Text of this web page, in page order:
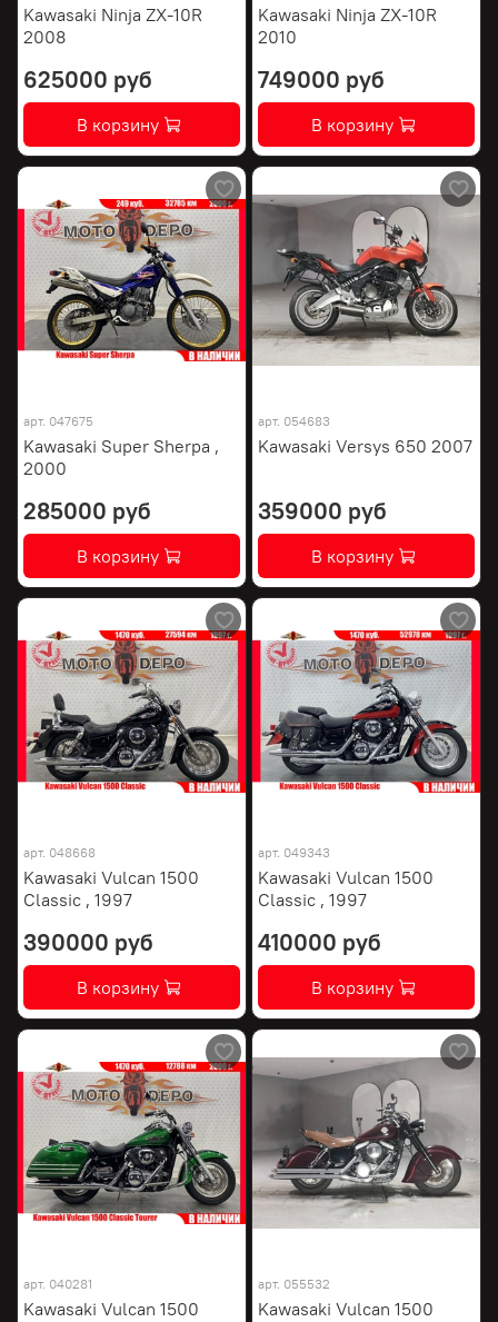
Kawasaki Ninja ZX-10R
2008
625000 руб
В корзину
Kawasaki Ninja ZX-10R
2010
749000 руб
В корзину
арт. 047675
Kawasaki Super Sherpa ,
2000
285000 руб
В корзину
арт. 054683
Kawasaki Versys 650 2007
359000 руб
В корзину
арт. 048668
Kawasaki Vulcan 1500
Classic , 1997
390000 руб
В корзину
арт. 049343
Kawasaki Vulcan 1500
Classic , 1997
410000 руб
В корзину
арт. 040281
Kawasaki Vulcan 1500
арт. 055532
Kawasaki Vulcan 1500